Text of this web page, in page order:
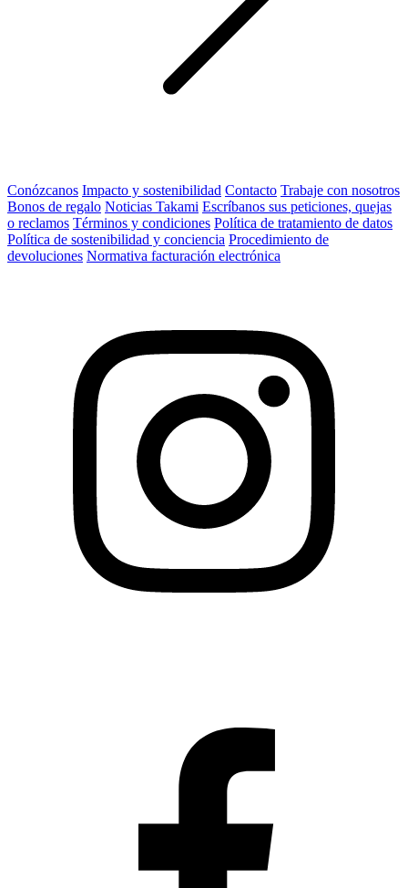
Conózcanos Impacto y sostenibilidad Contacto Trabaje con nosotros
Bonos de regalo Noticias Takami Escríbanos sus peticiones, quejas
o reclamos Términos y condiciones Política de tratamiento de datos
Política de sostenibilidad y conciencia Procedimiento de
devoluciones Normativa facturación electrónica